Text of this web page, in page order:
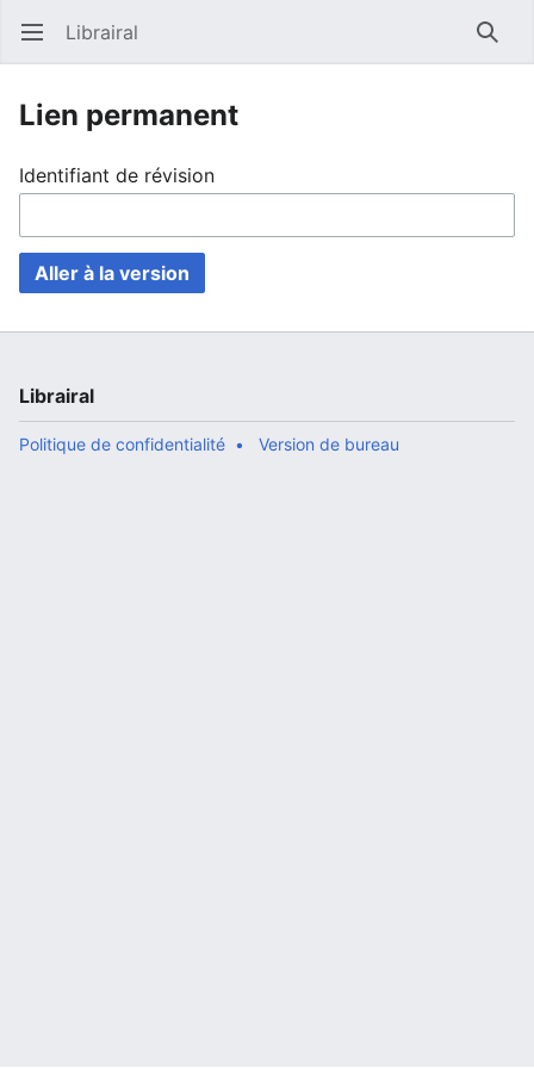
Ouvrir le menu principal Librairal
Lien permanent
Identifiant de révision
Aller à la version
Librairal
Politique de confidentialité Version de bureau